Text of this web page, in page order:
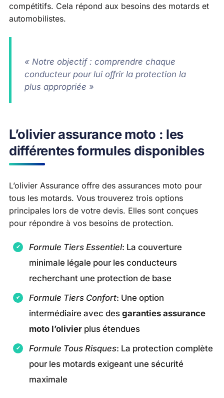
compétitifs. Cela répond aux besoins des motards et
automobilistes.
« Notre objectif : comprendre chaque
conducteur pour lui offrir la protection la
plus appropriée »
L’olivier assurance moto : les
différentes formules disponibles
L’olivier Assurance offre des assurances moto pour
tous les motards. Vous trouverez trois options
principales lors de votre devis. Elles sont conçues
pour répondre à vos besoins de protection.
Formule Tiers Essentiel: La couverture
minimale légale pour les conducteurs
recherchant une protection de base
Formule Tiers Confort: Une option
intermédiaire avec des garanties assurance
moto l’olivier plus étendues
Formule Tous Risques: La protection complète
pour les motards exigeant une sécurité
maximale